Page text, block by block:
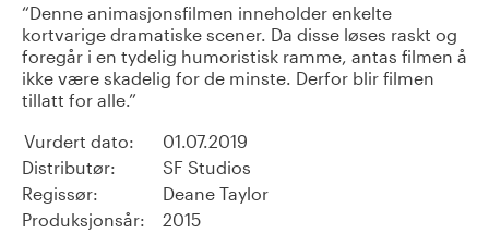
Denne animasjonsfilmen inneholder enkelte
kortvarige dramatiske scener. Da disse løses raskt og
foregår i en tydelig humoristisk ramme, antas filmen å
ikke være skadelig for de minste. Derfor blir filmen
tillatt for alle.
Vurdert dato:
01.07.2019
Distributør:
SF Studios
Regissør:
Deane Taylor
Produksjonsår:
2015